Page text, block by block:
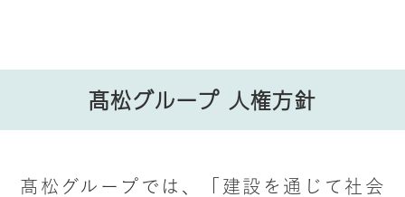
髙松グループ 人権方針
髙松グループでは、「建設を通じて社会